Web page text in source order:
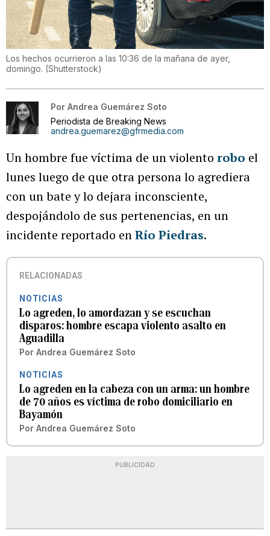
Los hechos ocurrieron a las 10:36 de la mañana de ayer,
domingo. (Shutterstock)
Por Andrea Guemárez Soto
Periodista de Breaking News
andrea.guemarez@gfrmedia.com
Un hombre fue víctima de un violento robo el
lunes luego de que otra persona lo agrediera
con un bate y lo dejara inconsciente,
despojándolo de sus pertenencias, en un
incidente reportado enRío Piedras.
RELACIONADAS
NOTICIAS
Lo agreden, lo amordazan y se escuchan
disparos: hombre escapa violento asalto en
Aguadilla
Por Andrea Guemárez Soto
NOTICIAS
Lo agreden en la cabeza con un arma: un hombre
de 70 años es víctima de robo domiciliario en
Bayamón
Por Andrea Guemárez Soto
PUBLICIDAD